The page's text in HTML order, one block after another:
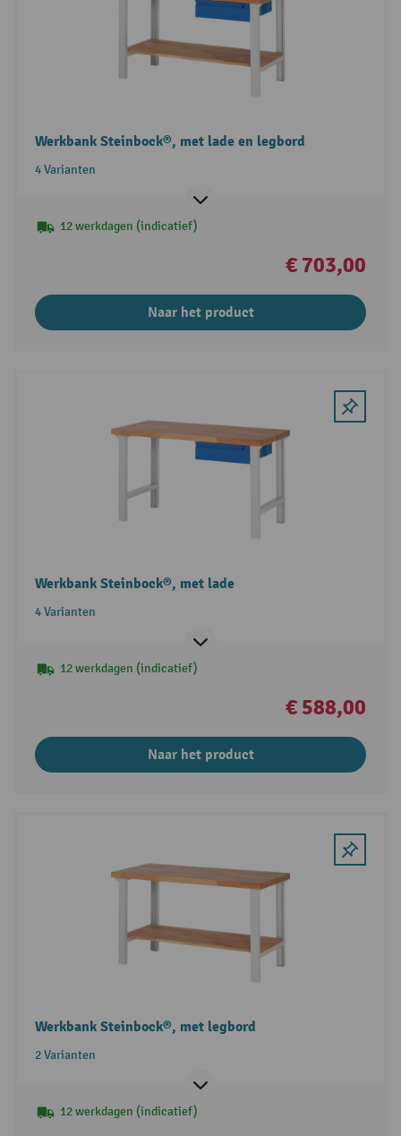
Werkbank Steinbock®, met lade en legbord
4 Varianten
12 werkdagen (indicatief)
€ 703,00
Naar het product
Werkbank Steinbock®, met lade
4 Varianten
12 werkdagen (indicatief)
€ 588,00
Naar het product
Werkbank Steinbock®, met legbord
2 Varianten
12 werkdagen (indicatief)